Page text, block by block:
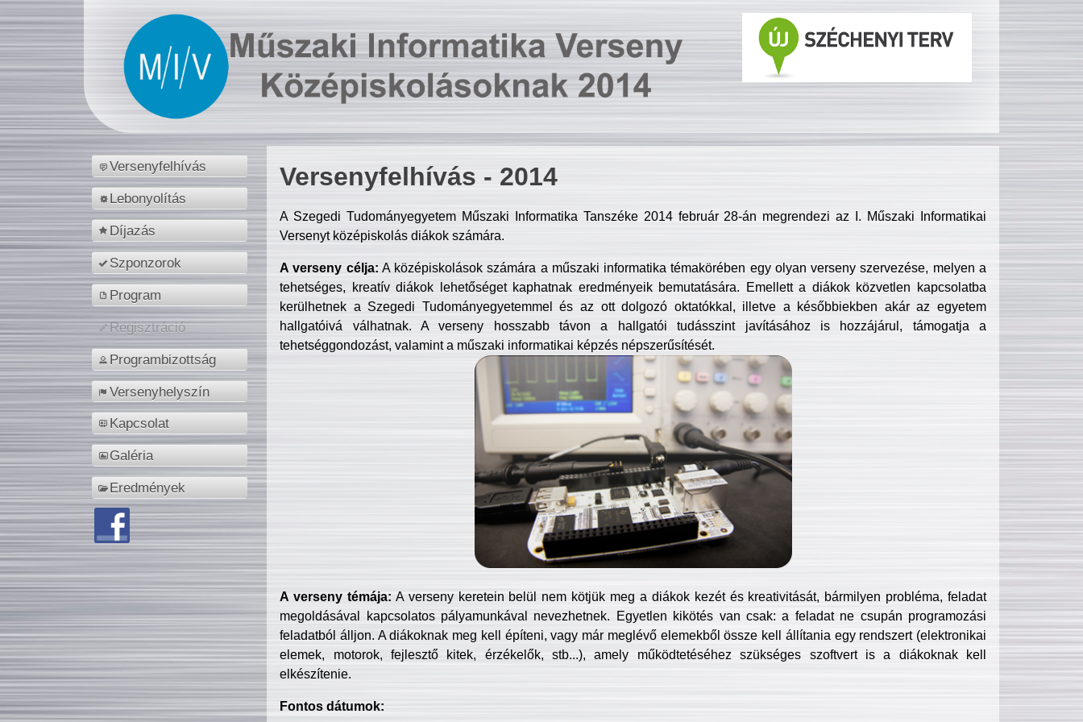
Versenyfelhívás
Lebonyolítás
Díjazás
Szponzorok
Program
Regisztráció
Programbizottság
Versenyhelyszín
Kapcsolat
Galéria
Eredmények
Versenyfelhívás - 2014
A Szegedi Tudományegyetem Műszaki Informatika Tanszéke 2014 február 28-án megrendezi az I. Műszaki Informatikai
Versenyt középiskolás diákok számára.
A verseny célja: A középiskolások számára a műszaki informatika témakörében egy olyan verseny szervezése, melyen a
tehetséges, kreatív diákok lehetőséget kaphatnak eredményeik bemutatására. Emellett a diákok közvetlen kapcsolatba
kerülhetnek a Szegedi Tudományegyetemmel és az ott dolgozó oktatókkal, illetve a későbbiekben akár az egyetem
hallgatóivá válhatnak. A verseny hosszabb távon a hallgatói tudásszint javításához is hozzájárul, támogatja a
tehetséggondozást, valamint a műszaki informatikai képzés népszerűsítését.
A verseny témája: A verseny keretein belül nem kötjük meg a diákok kezét és kreativitását, bármilyen probléma, feladat
megoldásával kapcsolatos pályamunkával nevezhetnek. Egyetlen kikötés van csak: a feladat ne csupán programozási
feladatból álljon. A diákoknak meg kell építeni, vagy már meglévő elemekből össze kell állítania egy rendszert (elektronikai
elemek, motorok, fejlesztő kitek, érzékelők, stb...), amely működtetéséhez szükséges szoftvert is a diákoknak kell
elkészítenie.
Fontos dátumok: